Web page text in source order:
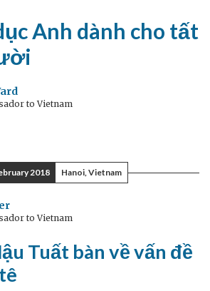
Anh dành cho tất
to Vietnam
2018 Hanoi, Vietnam
to Vietnam
Tuất bàn về vấn đề